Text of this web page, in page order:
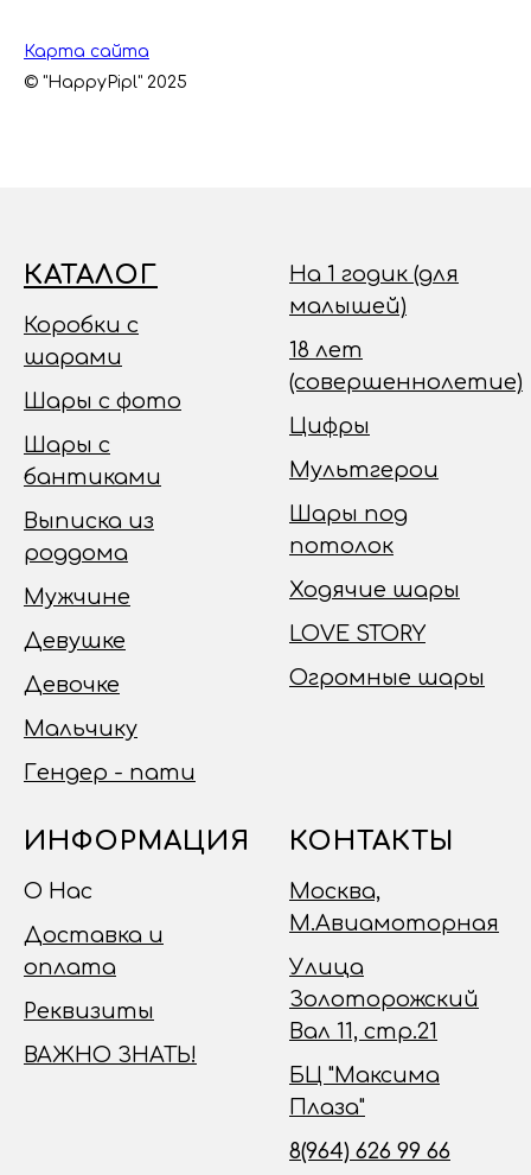
Карта сайта
© "HappyPipl" 2025
КАТАЛОГ
Коробки с
шарами
Шары с фото
Шары с
бантиками
Выписка из
роддома
Мужчине
Девушке
Девочке
Мальчику
Гендер - пати
На 1 годик (для
малышей)
18 лет
(совершеннолетие)
Цифры
Мультгерои
Шары под
потолок
Ходячие шары
LOVE STORY
Огромные шары
ИНФОРМАЦИЯ
О Нас
Доставка и
оплата
Реквизиты
ВАЖНО ЗНАТЬ!
КОНТАКТЫ
Москва,
М.Авиамоторная
Улица
Золоторожский
Вал 11, стр.21
БЦ "Максима
Плаза"
8(964) 626 99 66